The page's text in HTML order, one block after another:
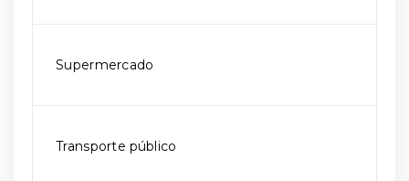
Supermercado
Transporte público